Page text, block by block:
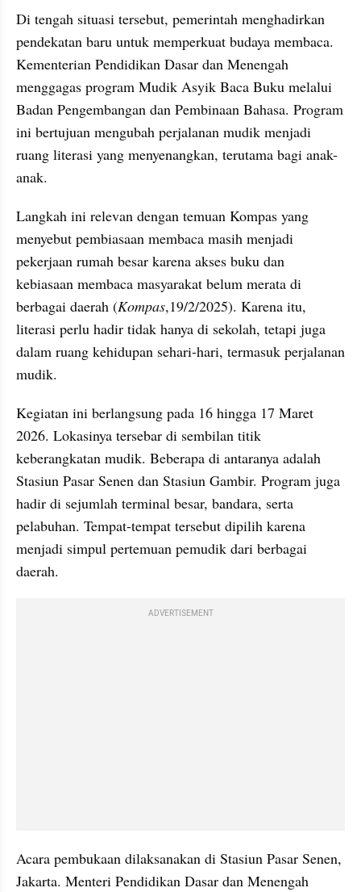
Di tengah situasi tersebut, pemerintah menghadirkan
pendekatan baru untuk memperkuat budaya membaca.
Kementerian Pendidikan Dasar dan Menengah
menggagas program Mudik Asyik Baca Buku melalui
Badan Pengembangan dan Pembinaan Bahasa. Program
ini bertujuan mengubah perjalanan mudik menjadi
ruang literasi yang menyenangkan, terutama bagi anak-
anak.
Langkah ini relevan dengan temuan Kompas yang
menyebut pembiasaan membaca masih menjadi
pekerjaan rumah besar karena akses buku dan
kebiasaan membaca masyarakat belum merata di
berbagai daerah (Kompas,19/2/2025). Karena itu,
literasi perlu hadir tidak hanya di sekolah, tetapi juga
dalam ruang kehidupan sehari-hari, termasuk perjalanan
mudik.
Kegiatan ini berlangsung pada 16 hingga 17 Maret
2026. Lokasinya tersebar di sembilan titik
keberangkatan mudik. Beberapa di antaranya adalah
Stasiun Pasar Senen dan Stasiun Gambir. Program juga
hadir di sejumlah terminal besar, bandara, serta
pelabuhan. Tempat-tempat tersebut dipilih karena
menjadi simpul pertemuan pemudik dari berbagai
daerah.
ADVERTISEMENT
Acara pembukaan dilaksanakan di Stasiun Pasar Senen,
Jakarta. Menteri Pendidikan Dasar dan Menengah